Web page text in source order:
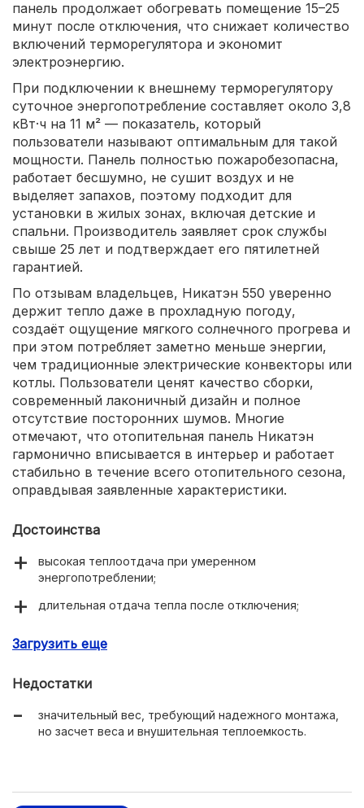
панель продолжает обогревать помещение 15–25
минут после отключения, что снижает количество
включений терморегулятора и экономит
электроэнергию.
При подключении к внешнему терморегулятору
суточное энергопотребление составляет около 3,8
кВт·ч на 11 м² — показатель, который
пользователи называют оптимальным для такой
мощности. Панель полностью пожаробезопасна,
работает бесшумно, не сушит воздух и не
выделяет запахов, поэтому подходит для
установки в жилых зонах, включая детские и
спальни. Производитель заявляет срок службы
свыше 25 лет и подтверждает его пятилетней
гарантией.
По отзывам владельцев, Никатэн 550 уверенно
держит тепло даже в прохладную погоду,
создаёт ощущение мягкого солнечного прогрева и
при этом потребляет заметно меньше энергии,
чем традиционные электрические конвекторы или
котлы. Пользователи ценят качество сборки,
современный лаконичный дизайн и полное
отсутствие посторонних шумов. Многие
отмечают, что отопительная панель Никатэн
гармонично вписывается в интерьер и работает
стабильно в течение всего отопительного сезона,
оправдывая заявленные характеристики.
Достоинства
высокая теплоотдача при умеренном
энергопотреблении;
длительная отдача тепла после отключения;
длительный срок службы с пятилетней гарантией.
можно оставлять без присмотра на длительное
время, от месяца и более.
Загрузить еще
Недостатки
значительный вес, требующий надежного монтажа,
но засчет веса и внушительная теплоемкость.